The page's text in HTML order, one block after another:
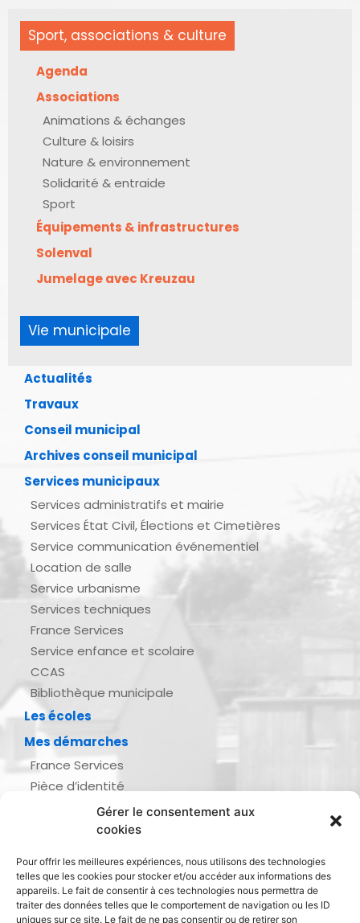
Gérer le consentement aux
cookies
Pour offrir les meilleures expériences, nous utilisons des technologies
telles que les cookies pour stocker et/ou accéder aux informations des
appareils. Le fait de consentir à ces technologies nous permettra de
traiter des données telles que le comportement de navigation ou les ID
uniques sur ce site. Le fait de ne pas consentir ou de retirer son
Sport, associations & culture
Agenda
Associations
Animations & échanges
Culture & loisirs
Nature & environnement
Solidarité & entraide
Sport
Équipements & infrastructures
Solenval
Jumelage avec Kreuzau
Vie municipale
Actualités
Travaux
Conseil municipal
Archives conseil municipal
Services municipaux
Services administratifs et mairie
Services État Civil, Élections et Cimetières
Service communication événementiel
Location de salle
Service urbanisme
Services techniques
France Services
Service enfance et scolaire
CCAS
Bibliothèque municipale
Les écoles
Mes démarches
France Services
Pièce d’identité
Demande d’actes d’état civil
Inscription listes électorales
Recensement militaire
Le journal de ma ville